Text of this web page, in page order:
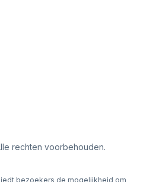
rechten voorbehouden.
bezoekers de mogelijkheid om